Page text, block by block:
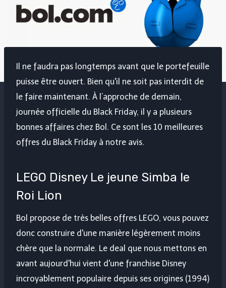
Il ne faudra pas longtemps avant que le portefeuille
puisse être ouvert. Bien qu'il ne soit pas interdit de
le faire maintenant. À l’approche de demain,
journée officielle du Black Friday, il y a plusieurs
bonnes affaires chez Bol. Ce sont les 10 meilleures
offres du Black Friday à notre avis.
LEGO Disney Le jeune Simba le
Roi Lion
Bol propose de très belles offres LEGO, vous pouvez
donc construire d'une manière légèrement moins
chère que la normale. Le deal que nous mettons en
avant aujourd'hui vient d'une franchise Disney
incroyablement populaire depuis ses origines (1994)